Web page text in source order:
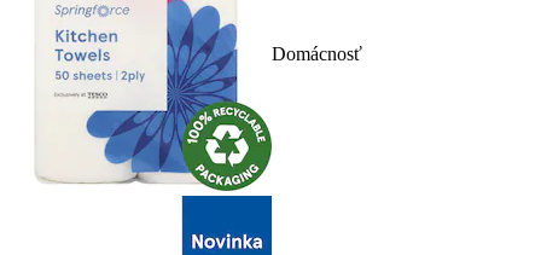
Domácnosť